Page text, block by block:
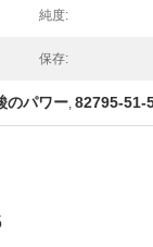
純度:
保存:
のパワー, 82795-51-